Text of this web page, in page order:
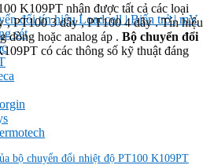
đổi tín hiệu Loadcell | Biến trở | mV
sét
K109PT nhận được tất cả các loại
, PT100 3 dây , PT100 4 dây . Tín hiệu
dòng hoặc analog áp . Bộ chuyển đổi
có các thông số kỹ thuật đáng
bộ chuyển đổi nhiệt độ PT100 K109PT